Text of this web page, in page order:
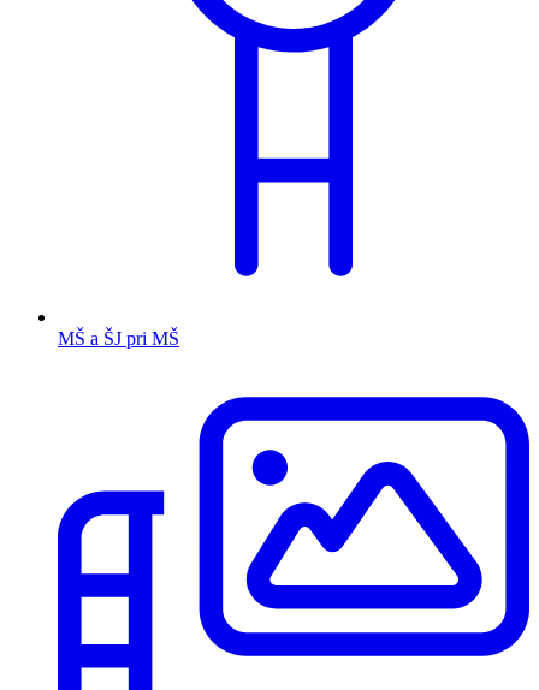
MŠ a ŠJ pri MŠ